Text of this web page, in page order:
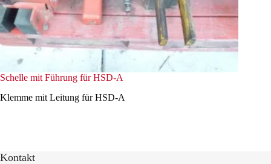
Schelle mit Führung für HSD-A
Klemme mit Leitung für HSD-A
Kontakt